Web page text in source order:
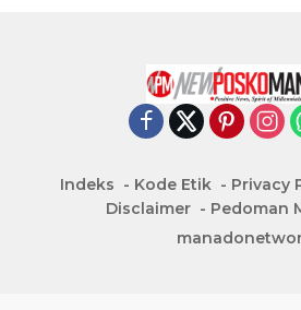
Indeks Kode Etik Privacy
Disclaimer
Pedoman